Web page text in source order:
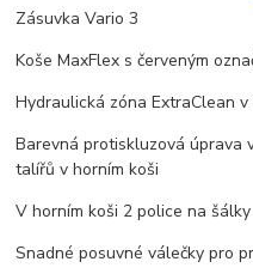
Zásuvka Vario 3
Koše MaxFlex s červeným
Hydraulická zóna ExtraClean
Barevná protiskluzová úprava
talířů v horním koši
V horním koši 2 police na
Snadné posuvné válečky pro